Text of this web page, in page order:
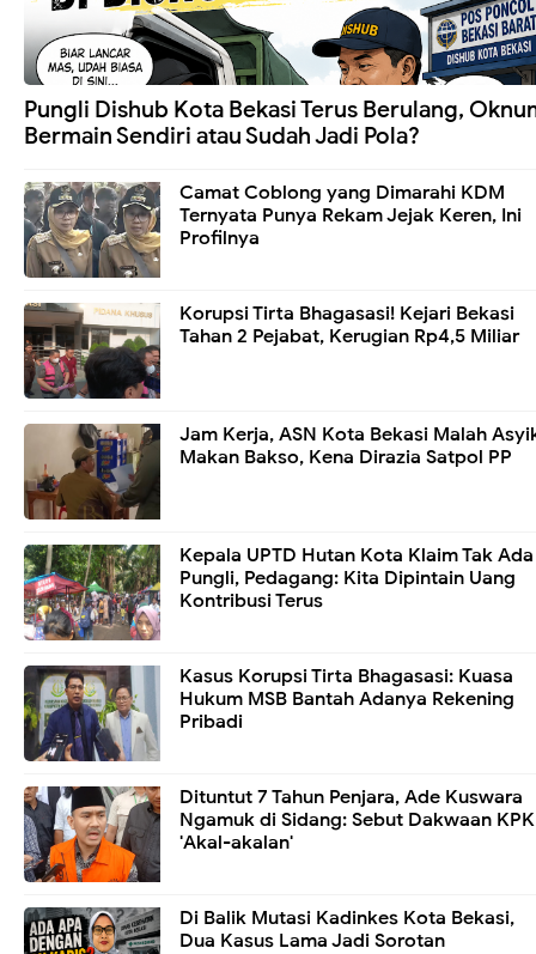
Pungli Dishub Kota Bekasi Terus Berulang,
Bermain Sendiri atau Sudah Jadi Pola?
Camat Coblong yang Dimarahi KDM
Ternyata Punya Rekam Jejak Keren, Ini
Profilnya
Korupsi Tirta Bhagasasi! Kejari Bekasi
Tahan 2 Pejabat, Kerugian Rp4,5 Miliar
Jam Kerja, ASN Kota Bekasi Malah
Makan Bakso, Kena Dirazia Satpol PP
Kepala UPTD Hutan Kota Klaim Tak Ada
Pungli, Pedagang: Kita Dipintain Uang
Kontribusi Terus
Kasus Korupsi Tirta Bhagasasi: Kuasa
Hukum MSB Bantah Adanya Rekening
Pribadi
Dituntut 7 Tahun Penjara, Ade Kuswara
Ngamuk di Sidang: Sebut Dakwaan KPK
'Akal-akalan'
Di Balik Mutasi Kadinkes Kota Bekasi,
Dua Kasus Lama Jadi Sorotan